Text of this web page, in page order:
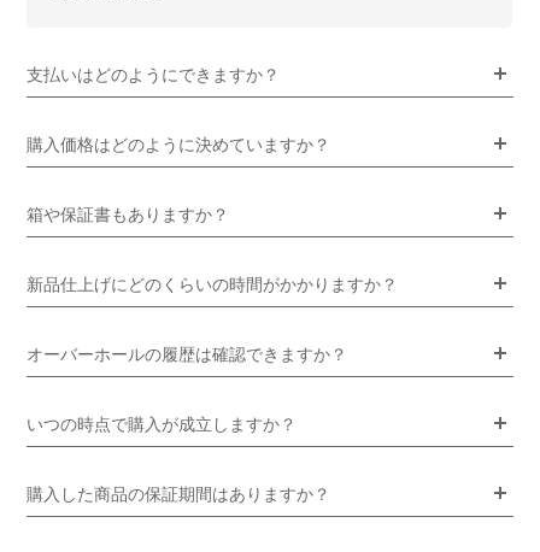
支払いはどのようにできますか？
購入価格はどのように決めていますか？
箱や保証書もありますか？
新品仕上げにどのくらいの時間がかかりますか？
オーバーホールの履歴は確認できますか？
いつの時点で購入が成立しますか？
購入した商品の保証期間はありますか？